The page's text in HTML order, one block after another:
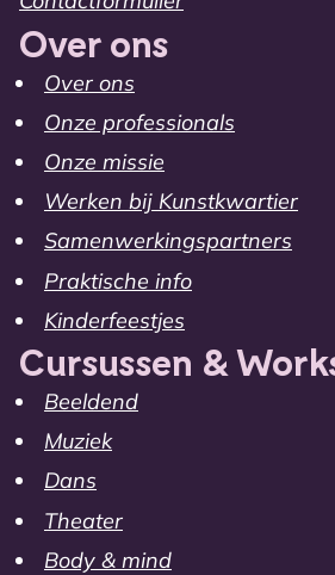
Over ons
Over ons
Onze professionals
Onze missie
Werken bij Kunstkwartier
Samenwerkingspartners
Praktische info
Kinderfeestjes
Cursussen &
Beeldend
Muziek
Dans
Theater
Body & mind